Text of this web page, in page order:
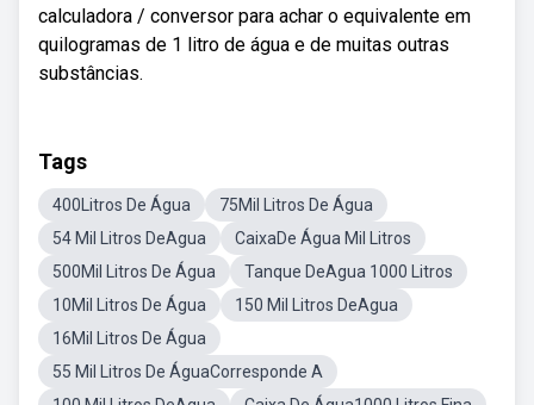
calculadora / conversor para achar o equivalente em
quilogramas de 1 litro de água e de muitas outras
substâncias.
Tags
400Litros De Água
75Mil Litros De Água
54 Mil Litros DeAgua
CaixaDe Água Mil Litros
500Mil Litros De Água
Tanque DeAgua 1000 Litros
10Mil Litros De Água
150 Mil Litros DeAgua
16Mil Litros De Água
55 Mil Litros De ÁguaCorresponde A